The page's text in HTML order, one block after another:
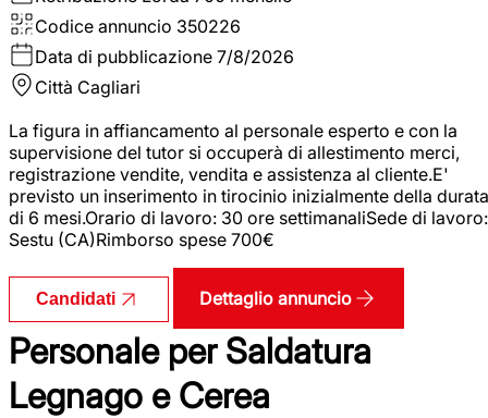
Codice annuncio 350226
Data di pubblicazione 7/8/2026
Città Cagliari
La figura in affiancamento al personale esperto e con la
supervisione del tutor si occuperà di allestimento merci,
registrazione vendite, vendita e assistenza al cliente.E'
previsto un inserimento in tirocinio inizialmente della durata
di 6 mesi.Orario di lavoro: 30 ore settimanaliSede di lavoro:
Sestu (CA)Rimborso spese 700€
Candidati Dettaglio annuncio
Personale per Saldatura
Legnago e Cerea